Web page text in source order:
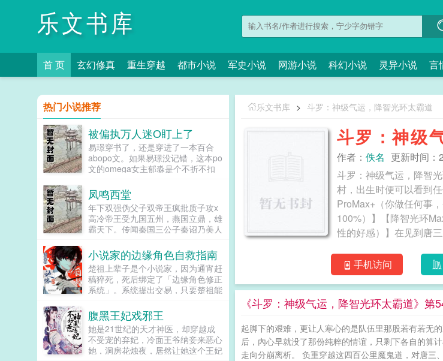
乐文书库
首 页 玄幻修真 重生穿越 都市小说 军史小说 网游小说 科幻小说 灵异小说 言
乐文书库 > 斗罗：神级气运，降智光环太霸道
斗罗：神级
作者： 佚名 更新时间：
斗罗：神级气运，降智
村，出生时便可以看到
ProMax+（你做任何事
100%）】【降智光环
性的好感）】在见到唐三之
手机访问
《斗罗：神级气运，降智光环太霸道》第
起脚下的艰难，更让人寒心的是队伍里那股若有若无
后，內心早就没了那份纯粹的情谊，只剩下各自的算
走向分崩离析。 负重穿越这四百公里魔鬼道，对唐
热门小说推荐
被偏执万人迷O盯上了
易璟穿书了，还是穿进了一本百合
abopo文。如果易璟没记错，这本po
文的omega女主郁淼是个不折不扣
无法克制对郁淼强取豪夺的冲动，即
使郁淼自己性格冷淡对那种事完全没
有兴趣，剧情也总会拐到那个方向，
而且每隔两三章会就换一批alpha，
刺激得不行。穿到一切开始之前，易
淼。青灰亚麻色的分层长卷发，神态
有些病弱，眼波迷蒙猫一样慵懒仿佛
含着水似的，远远一眼望过来就能令
人神魂颠倒。看着郁淼靠在窗边，衬
吞吐烟雾，易璟缓缓向写出郁淼的作
者献上膝盖。难怪文中那些alpha要
发疯，她看了也忍不住想喊姐姐请让
我贴一下啊！郁淼有一个秘密。她知
道未来会发生的所有事。那期间每一
凤鸣西堂
年下双强伪父子双帝王疯批质子攻x
高冷帝王受九国五州，燕国立鼎，雄
霸天下。传闻秦国三公子秦诏乃美人
心，便将他送去燕国作质子。几渡春
秋，万里霜寒。秦诏乖顺，颇得燕王
宠溺，于及冠年放他归去。哪知三个
月后，他竟扫平障碍，弑父即位。自
此后狼子野心，昭然若揭三载风云变
归化为一，却将精兵对准燕国。强破
宫门之日，未杀一名俘虏，未夺半只
鸡犬。燕王端坐，临视睥睨，不怒而
自威。二人对上视线，促狭中带着几
小说家的边缘角色自救指南
楚祖上辈子是个小说家，因为通宵赶
稿猝死，死后绑定了「边缘角色修正
系统」。系统提出交易，只要楚祖能
色，他就能重获新生。楚祖改人设是
吧？老擅长了！第一本读者A你可以
让反派降智，但你最好不要做梦觉得
读者也会降智，很难懂吗？还是读者
A靠靠靠！早说是大佬的局中局中局
腹黑王妃戏邪王
她是21世纪的天才神医，却穿越成
不受宠的弃妃，冷面王爷纳妾来恶心
她，洞房花烛夜，居然让她这个王妃